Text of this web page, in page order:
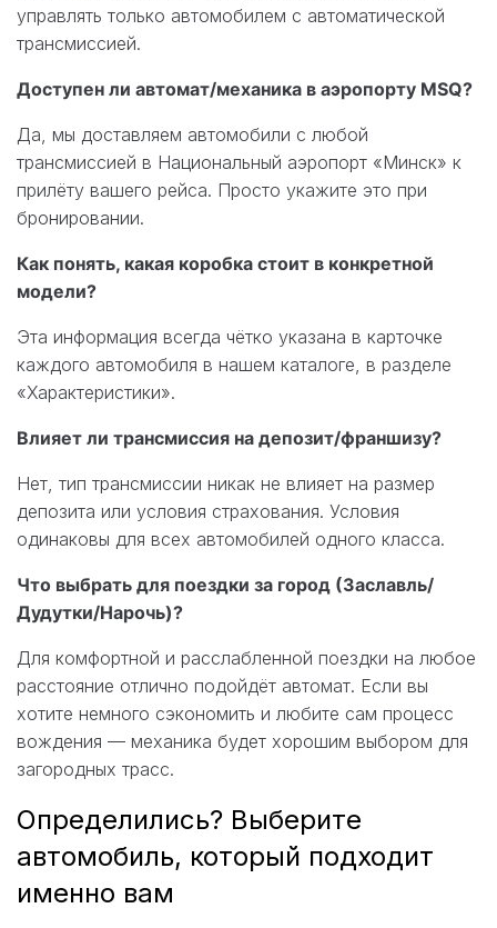
управлять только автомобилем с автоматической
трансмиссией.
Доступен ли автомат/механика в аэропорту MSQ?
Да, мы доставляем автомобили с любой
трансмиссией в Национальный аэропорт «Минск» к
прилёту вашего рейса. Просто укажите это при
бронировании.
Как понять, какая коробка стоит в конкретной
модели?
Эта информация всегда чётко указана в карточке
каждого автомобиля в нашем каталоге, в разделе
«Характеристики».
Влияет ли трансмиссия на депозит/франшизу?
Нет, тип трансмиссии никак не влияет на размер
депозита или условия страхования. Условия
одинаковы для всех автомобилей одного класса.
Что выбрать для поездки за город (Заславль/
Дудутки/Нарочь)?
Для комфортной и расслабленной поездки на любое
расстояние отлично подойдёт автомат. Если вы
хотите немного сэкономить и любите сам процесс
вождения — механика будет хорошим выбором для
загородных трасс.
Определились? Выберите
автомобиль, который подходит
именно вам